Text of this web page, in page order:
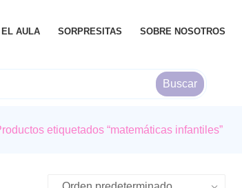
EL AULA SORPRESITAS SOBRE NOSOTROS
Buscar
etiquetados “matemáticas infantiles”